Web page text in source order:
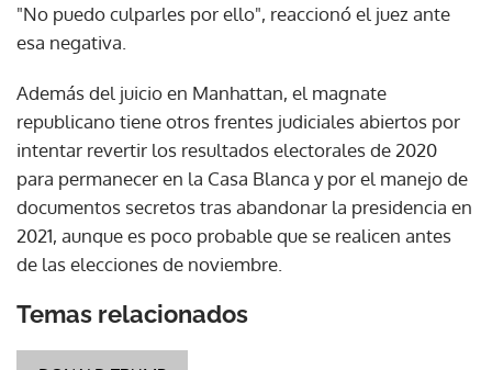
"No puedo culparles por ello", reaccionó el juez ante
esa negativa.
Además del juicio en Manhattan, el magnate
republicano tiene otros frentes judiciales abiertos por
intentar revertir los resultados electorales de 2020
para permanecer en la Casa Blanca y por el manejo de
documentos secretos tras abandonar la presidencia en
2021, aunque es poco probable que se realicen antes
de las elecciones de noviembre.
Temas relacionados